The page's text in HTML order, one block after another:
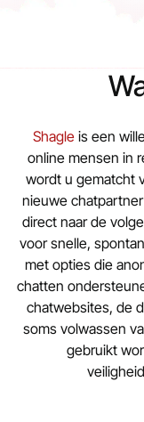
Shagleis een
online mensen in
wordt u gematcht
nieuwe
direct naar de
voor snelle,
met opties die
chatten
chatwebsites, de
soms volwassen
gebruikt